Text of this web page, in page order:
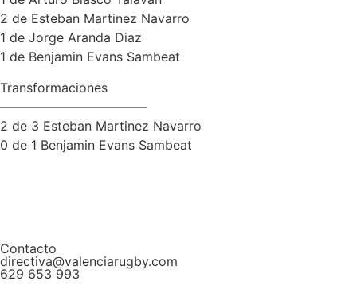
2 de Esteban Martinez Navarro
1 de Jorge Aranda Diaz
1 de Benjamin Evans Sambeat
Transformaciones
———————————–
2 de 3 Esteban Martinez Navarro
0 de 1 Benjamin Evans Sambeat
Contacto
directiva@valenciarugby.com
629 653 993